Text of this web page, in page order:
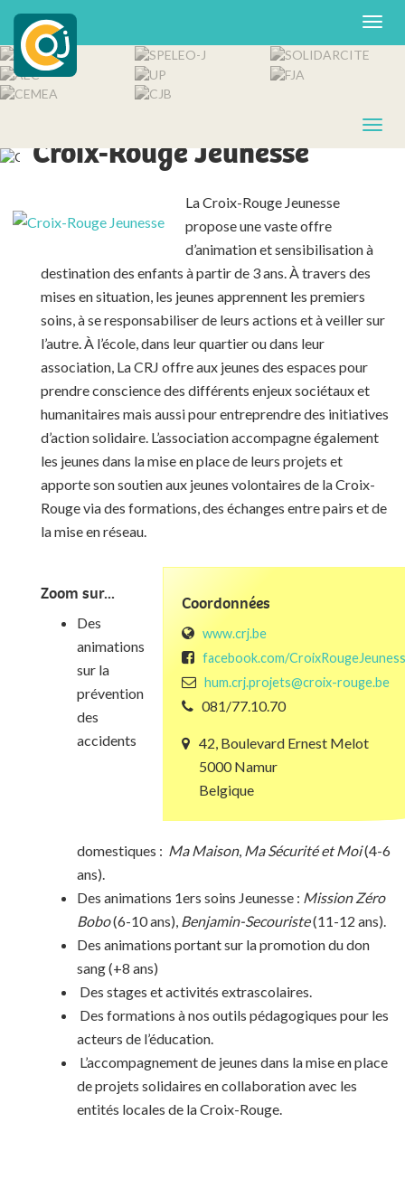
Croix-Rouge Jeunesse
La Croix-Rouge Jeunesse
propose une vaste offre
d’animation et sensibilisation à
destination des enfants à partir de 3 ans. À travers des
mises en situation, les jeunes apprennent les premiers
soins, à se responsabiliser de leurs actions et à veiller sur
l’autre. À l’école, dans leur quartier ou dans leur
association, La CRJ offre aux jeunes des espaces pour
prendre conscience des différents enjeux sociétaux et
humanitaires mais aussi pour entreprendre des initiatives
d’action solidaire. L’association accompagne également
les jeunes dans la mise en place de leurs projets et
apporte son soutien aux jeunes volontaires de la Croix-
Rouge via des formations, des échanges entre pairs et de
la mise en réseau.
Coordonnées
www.crj.be
facebook.com/
hum.crj.projets@croix-rouge.be
081/77.10.70
42, Boulevard Ernest Melot
5000 Namur
Belgique
Zoom sur...
Des
animations
sur la
prévention
des
accidents
domestiques : Ma Maison, Ma Sécurité et Moi(4-6
ans).
Des animations 1ers soins Jeunesse : Mission Zéro
Bobo(6-10 ans), Benjamin-Secouriste(11-12 ans).
Des animations portant sur la promotion du don
sang (+8 ans)
Des stages et activités extrascolaires.
Des formations à nos outils pédagogiques pour les
acteurs de l’éducation.
L’accompagnement de jeunes dans la mise en place
de projets solidaires en collaboration avec les
entités locales de la Croix-Rouge.